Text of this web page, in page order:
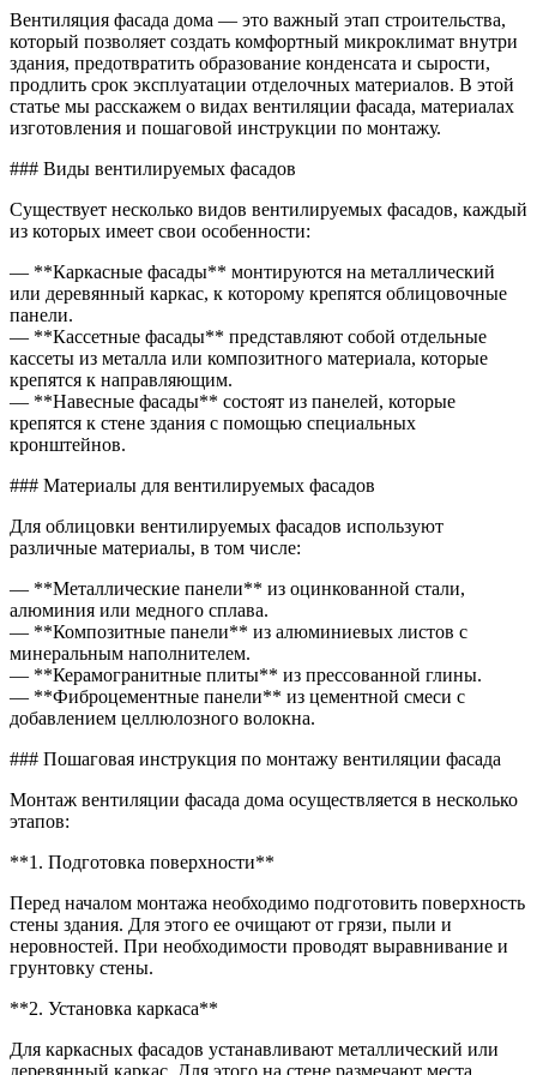
фасада
дома
Вентиляция фасада дома — это важный этап строительства,
который позволяет создать комфортный микроклимат внутри
здания, предотвратить образование конденсата и сырости,
продлить срок эксплуатации отделочных материалов. В этой
статье мы расскажем о видах вентиляции фасада, материалах
изготовления и пошаговой инструкции по монтажу.
### Виды вентилируемых фасадов
Существует несколько видов вентилируемых фасадов, каждый
из которых имеет свои особенности:
— **Каркасные фасады** монтируются на металлический
или деревянный каркас, к которому крепятся облицовочные
панели.
— **Кассетные фасады** представляют собой отдельные
кассеты из металла или композитного материала, которые
крепятся к направляющим.
— **Навесные фасады** состоят из панелей, которые
крепятся к стене здания с помощью специальных
кронштейнов.
### Материалы для вентилируемых фасадов
Для облицовки вентилируемых фасадов используют
различные материалы, в том числе:
— **Металлические панели** из оцинкованной стали,
алюминия или медного сплава.
— **Композитные панели** из алюминиевых листов с
минеральным наполнителем.
— **Керамогранитные плиты** из прессованной глины.
— **Фиброцементные панели** из цементной смеси с
добавлением целлюлозного волокна.
### Пошаговая инструкция по монтажу вентиляции фасада
Монтаж вентиляции фасада дома осуществляется в несколько
этапов:
**1. Подготовка поверхности**
Перед началом монтажа необходимо подготовить поверхность
стены здания. Для этого ее очищают от грязи, пыли и
неровностей. При необходимости проводят выравнивание и
грунтовку стены.
**2. Установка каркаса**
Для каркасных фасадов устанавливают металлический или
деревянный каркас. Для этого на стене размечают места